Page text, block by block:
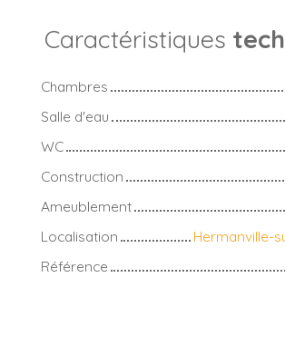
Caractéristiques
Chambres
Salle d'eau
WC
Construction
Ameublement
Localisation
Hermanville-
Référence